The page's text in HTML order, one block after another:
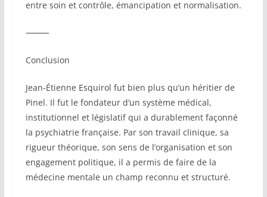
entre soin et contrôle, émancipation et normalisation.
⸻
Conclusion
Jean-Étienne Esquirol fut bien plus qu’un héritier de
Pinel. Il fut le fondateur d’un système médical,
institutionnel et législatif qui a durablement façonné
la psychiatrie française. Par son travail clinique, sa
rigueur théorique, son sens de l’organisation et son
engagement politique, il a permis de faire de la
médecine mentale un champ reconnu et structuré.